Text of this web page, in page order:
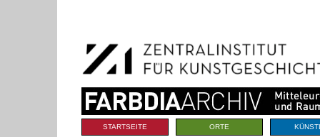
Navigation
Sektionen
STARTSEITE ORTE